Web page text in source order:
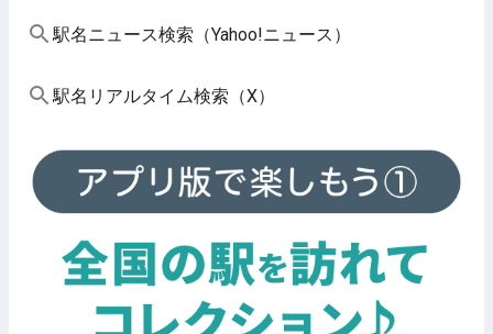
駅名ニュース検索（Yahoo!ニュース）
駅名リアルタイム検索（X）